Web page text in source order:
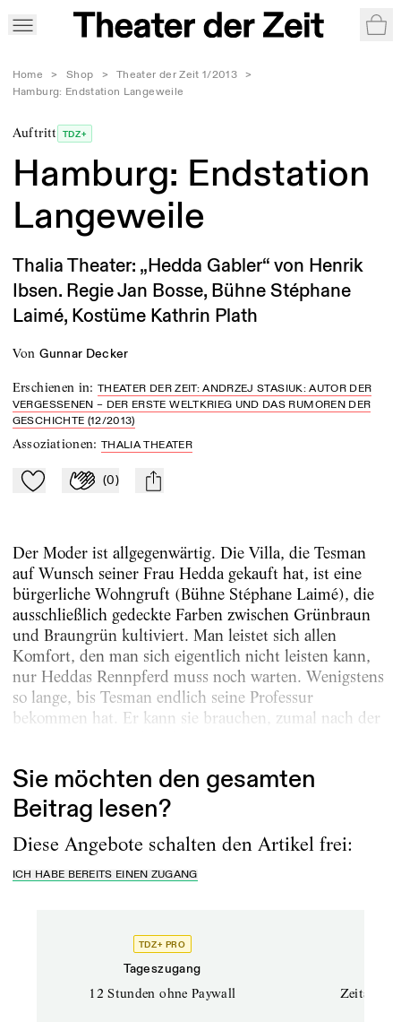
Home > Shop > Theater der Zeit 1/2013
>
Hamburg: Endstation Langeweile
Auftritt TDZ+
Hamburg: Endstation
Langeweile
Thalia Theater: „Hedda Gabler“ von Henrik
Ibsen. Regie Jan Bosse, Bühne Stéphane
Laimé, Kostüme Kathrin Plath
von Gunnar Decker
Erschienen in:THEATER DER ZEIT: ANDRZEJ STASIUK: AUTOR DER
VERGESSENEN – DER ERSTE WELTKRIEG UND DAS RUMOREN DER
GESCHICHTE (12/2013)
Assoziationen:THALIA THEATER
Zu Mein-TdZ hinzufügen
Applaudieren
(0) mail
Der Moder ist allgegenwärtig. Die Villa, die Tesman
auf Wunsch seiner Frau Hedda gekauft hat, ist eine
bürgerliche Wohngruft (Bühne Stéphane Laimé), die
ausschließlich gedeckte Farben zwischen Grünbraun
und Braungrün kultiviert. Man leistet sich allen
Komfort, den man sich eigentlich nicht leisten kann,
nur Heddas Rennpferd muss noch warten. Wenigstens
so lange, bis Tesman endlich seine Professur
bekommen hat. Er kann sie brauchen, zumal nach der
Sie möchten den gesamten
Beitrag lesen?
Diese Angebote schalten den Artikel frei:
ICH HABE BEREITS EINEN ZUGANG
TDZ+ PRO
Tageszugang
12 Stunden ohne Paywall